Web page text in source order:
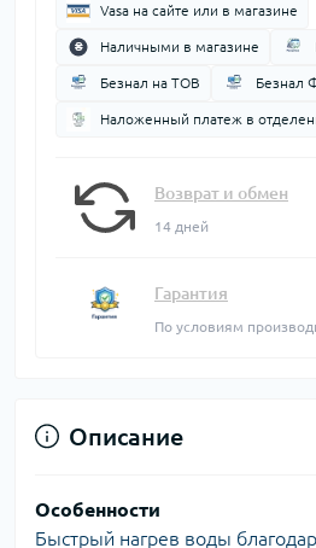
Vasa на сайте или в магазине
Наличными в магазине
Безнал на ТОВ Безнал
Наложенный платеж в
Возврат и обмен
14 дней
Гарантия
По условиям
Описание
Особенности
Быстрый нагрев воды